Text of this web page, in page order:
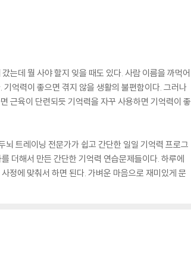
는데 뭘 사야 할지 잊을 때도 있다. 사람 이름을 까먹어
억력이 좋으면 겪지 않을 생활의 불편함이다. 그러나
근육이 단련되듯 기억력을 자꾸 사용하면 기억력이 좋
트레이닝 전문가가 쉽고 간단한 일일 기억력 프로그
더해서 만든 간단한 기억력 연습문제들이다. 하루에
정에 맞춰서 하면 된다. 가벼운 마음으로 재미있게 문